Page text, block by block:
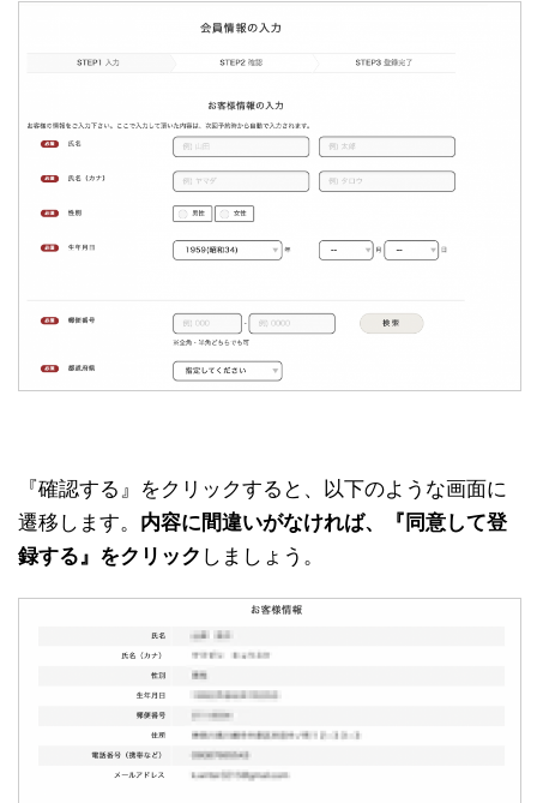
『確認する』をクリックすると、以下のような画面に
遷移します。 内容に間違いがなければ、『同意して登
録する』をクリック しましょう。